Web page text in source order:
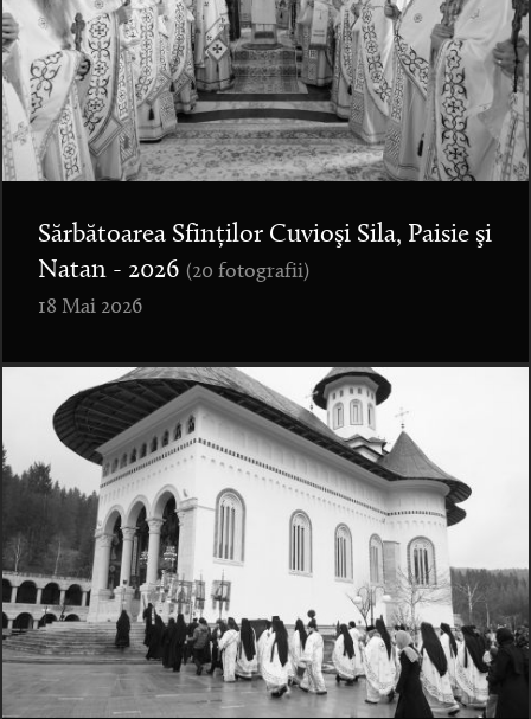
Sărbătoarea Sfinților Cuvioşi Sila, Paisie şi
Natan - 2026 (20 fotografii)
18 Mai 2026